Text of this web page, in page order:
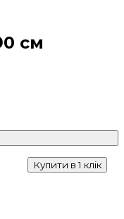
см
Купити в 1 клік